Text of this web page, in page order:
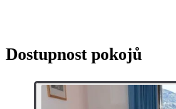
Dostupnost pokojů